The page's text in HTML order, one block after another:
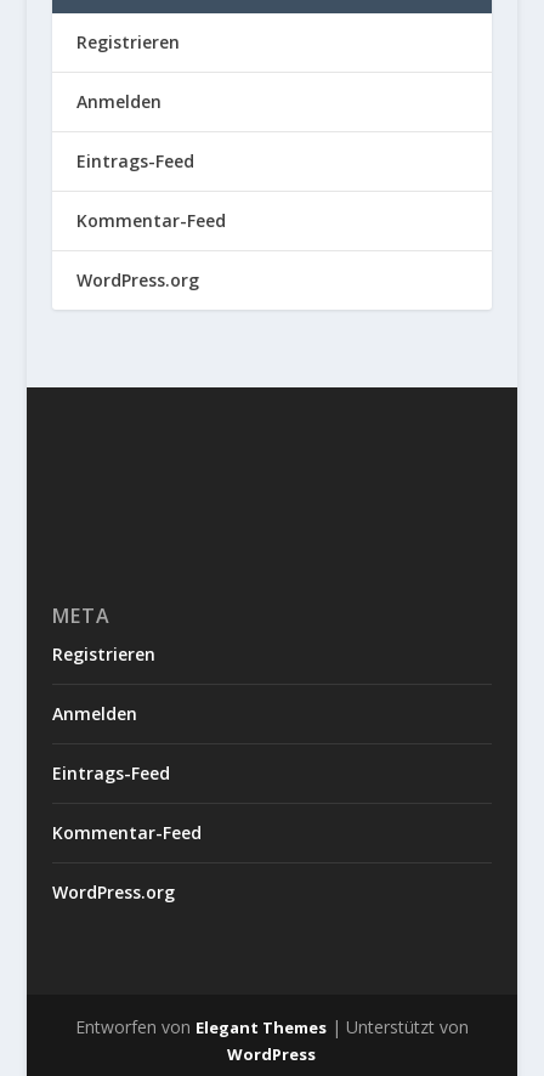
Registrieren
Anmelden
Eintrags-Feed
Kommentar-Feed
WordPress.org
META
Registrieren
Anmelden
Eintrags-Feed
Kommentar-Feed
WordPress.org
Entworfen von Elegant Themes| Unterstützt von
WordPress